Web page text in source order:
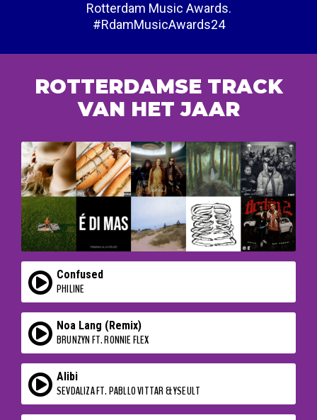
Rotterdam Music Awards.
#RdamMusicAwards24
ROTTERDAMSE TRACK
VAN HET JAAR
Confused
PHILINE
Noa Lang (Remix)
BRUNZYN FT. RONNIE FLEX
Alibi
SEVDALIZA FT. PABLLO VITTAR & YSEULT